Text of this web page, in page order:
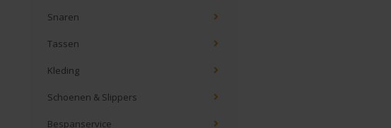
Snaren
Tassen
Kleding
Schoenen & Slippers
Bespanservice